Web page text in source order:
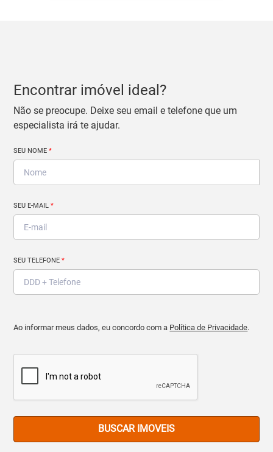
Encontrar imóvel ideal?
Não se preocupe. Deixe seu email e telefone que um
especialista irá te ajudar.
SEU NOME*
SEU E-MAIL*
SEU TELEFONE*
Ao informar meus dados, eu concordo com a Política de Privacidade.
BUSCAR IMOVEIS